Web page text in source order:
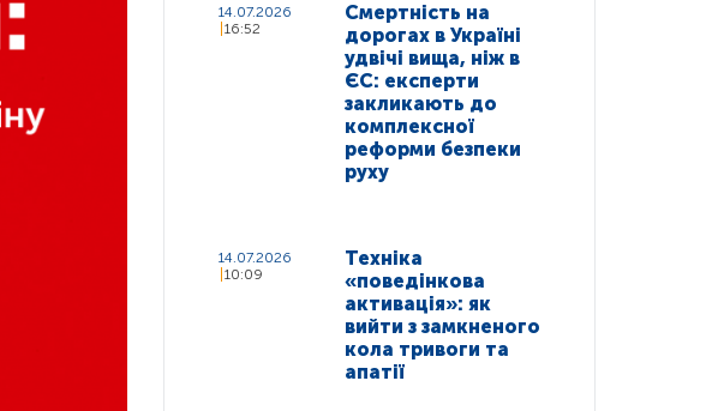
14.07.2026
16:52
Смертність на
дорогах в Україні
удвічі вища, ніж в
ЄС: експерти
закликають до
комплексної
реформи безпеки
руху
14.07.2026
10:09
Техніка
«поведінкова
активація»: як
вийти з замкненого
кола тривоги та
апатії